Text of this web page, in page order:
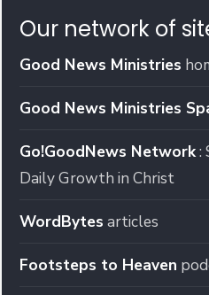
Our network of
Good News Ministries
Good News Ministries
Go!GoodNews Network:
Daily Growth in Christ
WordBytes articles
Footsteps to Heaven